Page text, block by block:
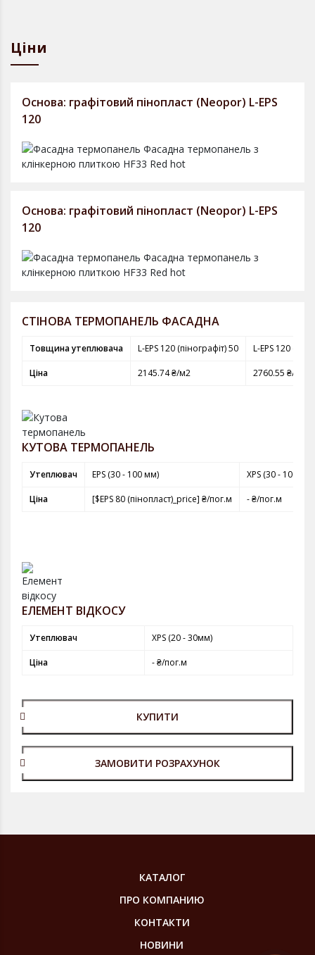
Ціни
Основа: графітовий пінопласт (Neopor) L-EPS
120
Основа: графітовий пінопласт (Neopor) L-EPS
120
СТІНОВА ТЕРМОПАНЕЛЬ ФАСАДНА
Товщина утеплювача L-EPS 120 (пінографіт) 50 L-EPS 120
Ціна 2145.74 ₴/м2 2760.55 ₴/м2
КУТОВА ТЕРМОПАНЕЛЬ
Утеплювач EPS (30 - 100 мм) XPS (30 - 100 мм)
Ціна [$EPS 80 (пінопласт)_price] ₴/пог.м - ₴/пог.м
ЕЛЕМЕНТ ВІДКОСУ
Утеплювач XPS (20 - 30мм)
Ціна - ₴/пог.м
КУПИТИ
ЗАМОВИТИ РОЗРАХУНОК
КАТАЛОГ
ПРО КОМПАНИЮ
КОНТАКТИ
НОВИНИ